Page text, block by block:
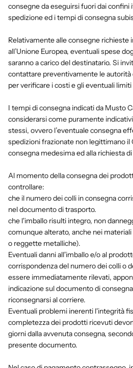
consegne da eseguirsi fuori dai confini
spedizione ed i tempi di consegna
Relativamente alle consegne richieste
all’Unione Europea, eventuali spese
saranno a carico del destinatario. Si
contattare preventivamente le autorità
per verificare i costi e gli eventuali
I tempi di consegna indicati da Musto
considerarsi come puramente
stessi, ovvero l’eventuale consegna
spedizioni frazionate non legittimano il
consegna medesima ed alla richiesta
Al momento della consegna dei
controllare:
che il numero dei colli in consegna
nel documento di trasporto.
che l'imballo risulti integro, non
comunque alterato, anche nei
o reggette metalliche).
Eventuali danni all'imballo e/o al
corrispondenza del numero dei colli o
essere immediatamente rilevati,
indicazione sul documento di
riconsegnarsi al corriere.
Eventuali problemi inerenti l'integrità
completezza dei prodotti ricevuti
giorni dalla avvenuta consegna,
presente documento.